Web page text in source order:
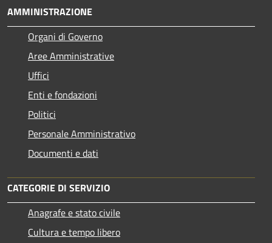
AMMINISTRAZIONE
Organi di Governo
Aree Amministrative
Uffici
Enti e fondazioni
Politici
Personale Amministrativo
Documenti e dati
CATEGORIE DI SERVIZIO
Anagrafe e stato civile
Cultura e tempo libero